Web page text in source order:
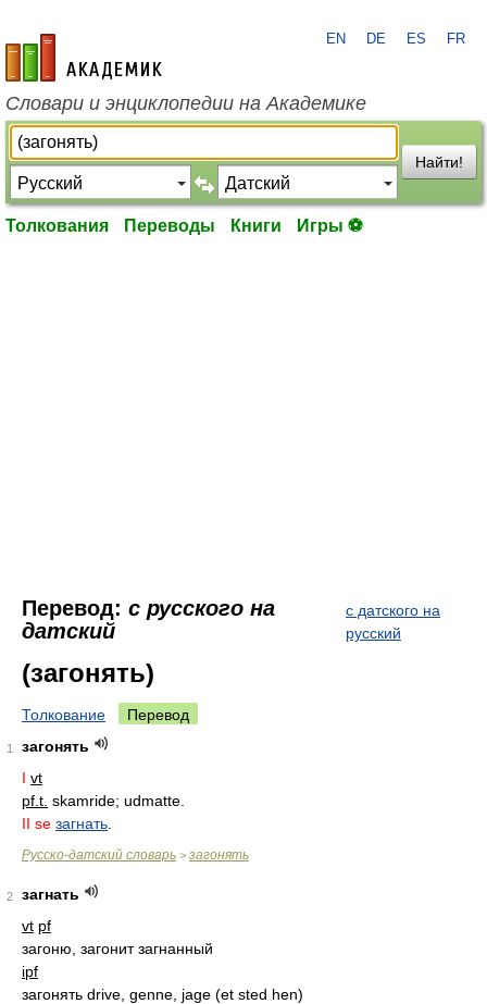
academic.ru
EN DE ES FR
Словари и энциклопедии на Академике
Найти!
Толкования Переводы Книги Игры ⚽
Перевод: с русского на
датский
с датского на
русский
(загонять)
Толкование Перевод
1
загонять
I vt
pf.t. skamride; udmatte.
II se загнать
Русско-датский словарь > загонять
2
загнать
vt pf
загоню, загонит загнанный
ipf
загонять drive, genne, jage (et sted hen)